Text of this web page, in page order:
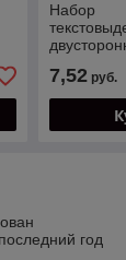
Набор
NEON»,
7,52руб.
год